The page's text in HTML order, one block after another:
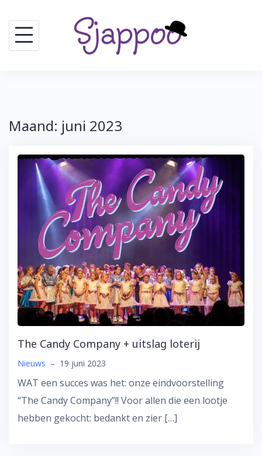
content
Maand: juni 2023
The Candy Company + uitslag loterij
Nieuws – 19 juni 2023
WAT een succes was het: onze eindvoorstelling
“The Candy Company”!! Voor allen die een lootje
hebben gekocht: bedankt en zier […]